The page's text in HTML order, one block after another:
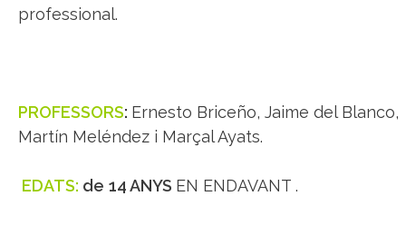
professional.
PROFESSORS: Ernesto Briceño, Jaime del Blanco,
Martín Meléndez i Marçal Ayats.
EDATS: de 14 ANYS EN ENDAVANT .